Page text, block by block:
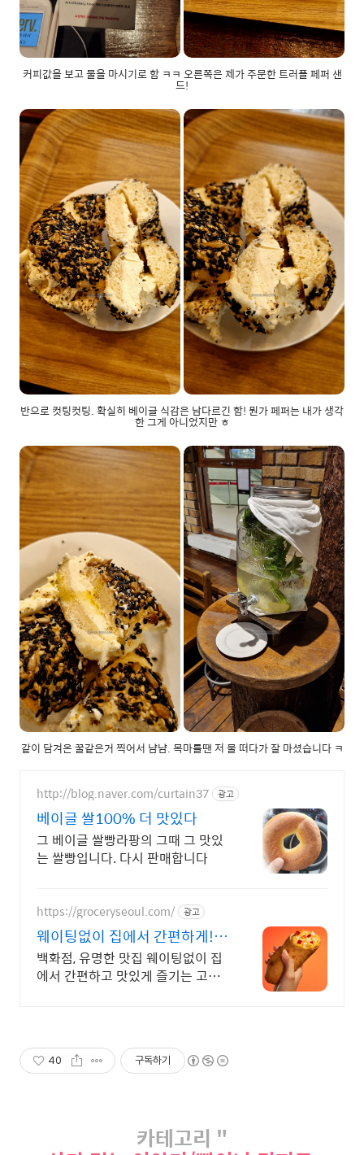
커피값을 보고 물을 마시기로 함 ㅋㅋ 오른쪽은 제가 주문한 트러플 페퍼 샌
드!
반으로 컷팅컷팅. 확실히 베이글 식감은 남다르긴 함! 뭔가 페퍼는 내가 생각
한 그게 아니었지만 ㅎ
같이 담겨온 꿀같은거 찍어서 냠냠. 목마를땐 저 물 떠다가 잘 마셨습니다 ㅋ
http://blog.naver.com/curtain37 광고
베이글 쌀100% 더 맛있다
그 베이글 쌀빵라팡의 그때 그 맛있
는 쌀빵입니다. 다시 판매합니다
https://groceryseoul.com/ 광고
웨이팅없이 집에서 간편하게!
꽉 찬 내용물로 포만감 최고
백화점, 유명한 맛집 웨이팅없이 집
에서 간편하고 맛있게 즐기는 고급
40 구독하기
카테고리 "